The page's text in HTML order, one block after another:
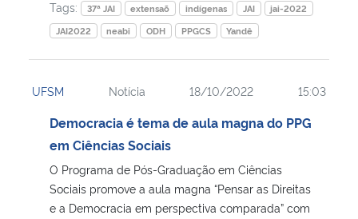
Tags:
37ª JAI extensaõ indígenas JAI
jai-2022
JAI2022
neabi ODH PPGCS Yandê
UFSM Notícia 18/10/2022 15:03
Democracia é tema de aula magna do PPG
em Ciências Sociais
O Programa de Pós-Graduação em Ciências
Sociais promove a aula magna “Pensar as Direitas
e a Democracia em perspectiva comparada” com